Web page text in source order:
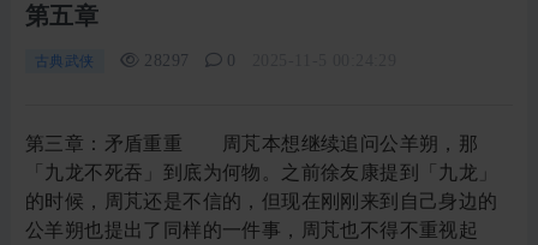
第五章
古典武侠 28297 0
第三章：矛盾重重 周芃本想继续追问公羊朔，那「九龙不死吞」到底为何物。之前徐友康提到「九龙」的时候，周芃还是不信的，但现在刚刚来到自己身边的公羊朔也提出了同样的一件事，周芃也不得不重视起来。 公羊朔并没有回答周芃的问题，他只是兀自注视着自己手中的那枚玉笏，丝丝黑气缠绕其上，发出了滋滋的声音。 公羊朔皱眉低目，避开了周芃的目光，压低了声音，用一种极为低沉的声音说道：「此事……明日才能揭晓。」 说罢，公羊朔便急匆匆地踏出门去，他刚走出帐门，身形便化作一阵雾气消散，接着便不知所踪了。 周芃看着公羊朔消失的影子，心头爬上了一阵不好的预感，但营中公事繁忙，集中在公羊朔的那句话上反而乱了自己的心神，过了一会儿，周芃就不再去想这件事，坐下身来整理起今天部下们提交的信息和建议了。 半炷香的功夫过后，一名传令兵来到了周芃的帐篷前，在周芃的允许下进了营帐，跪下身来禀报道：「严敬校尉说不远的山头上有个白头发的男人在观星，他问您这是不是自己人？」 说来奇怪，被带到周芃身边的这些英雄对周芃时不时就召集新的部属到自己麾下的行为无一例外地都感到司空见惯，不足为奇。周芃也问过他们这件事，他们却也说不出个所以然来，周芃注意到了一个奇怪的细节，就算是他们眼睁睁地看着自己召唤出了新的从属，在之后的问答中也描述不出召唤时发生的异象。 就好像……他们看不见这个过程一样。 分神了一小会，周芃突然注意到传令兵还在等待着自己的答复，于是就挥了挥手，示意他没事：「嗯，人是刚刚来的，告诉严敬他没问题。」 「是！」传令兵起身又抱拳行了一礼，告退了。 周芃注意到这个传令兵抱拳的方式是将左手的五指与手掌折成一个工整的九十度，紧贴住拳峰，而大拇指则方向不变，紧贴手掌，立直向手掌的方向伸出，正面看去垂直于五指的指背，超出了一个指节。 周芃认得这种礼节，这是「堰人」行礼的独特方式，目前构成周芃军队的最主要的人群就是这些「堰人」和另一群自称为「师人」的两个群体。 虽说这些人来自近似华夏古文明的世界，可他们的文化传统却时有冲突，周芃巡视军营时时常看到两方因为不知名的理由争吵起来，只是见到周芃临近，他们才勉勉强强地收起冲突，各自回了营房。 两群人各自占了军营的一边，尽量避开互相接触，如何弥合他们，将他们拧成一支军队作战，也成了一个并不简单的问题。 「伤脑筋……」周芃放下了公文，支着脑袋，望着烛火摇曳跳动，轻声叹了口气。 要不今天就看到这里，剩下的明天再说？周芃挣扎了一番，正作不下决定，门外突然又传来了一个声音。 「陛下！」 一个蓄着山羊胡子，扎了发髻，一身长袍大褂的中年男人匆匆忙忙地冲了进来，此人名为宁虎臣，是周芃账下的谋士。 周芃立刻抬起了头，用一种奇怪的目光看着他，宁虎臣马上就意识到这是一种暗示，但一时又反应过来周芃到底在暗示些什么。 「啊……啊……呃！」宁虎臣跑了不少的距离，此时此刻还在喘着气，他可不像前线作战的将军一样体能充沛，光是跑个三四百米就有他受的了。和周芃对视了一会后，宁虎臣这才反应了过来，作了一揖，改口道：「主公……主公恕罪，一时情急，忘了改过来了。」 这其实也不是什么大事，只是周芃召集来的英雄都习惯用自己那边的方式来称呼周芃，一时之间各种称号形形色色，杂乱无比，既听上去不好听，周芃也懒得去一个个记下来，于是便从里面挑了个自己熟悉的称号，统一让他们称自己为「主公」。 说起来，自己现在才刚刚起步，手下连带平民也只有小几百人，被称作陛下之类的实在是有些狼狈，说来说去还是挑了个三国里的称号，有那么点把自己比作尚未发迹的顿丘令的意思，期待着自己有朝一日能扶摇直上。 也有些人死活就是改不过口来的，杨信就是其中之一，只是周芃见他在战场上正在性头上，不想败了他的兴致，也就随他去了。 宁虎臣说话喘得急，断断续续地，来回说了好几遍周芃才搞清楚他说了些什么。原来是师人和堰人因为战友尸体的处置，竟然在回营的路上打了起来！ 堰人的传统上认为死者必须要土葬才能魂归地府，灵魂才能安息，战场上的烈士当然也不例外。而师人则认为因为战祸而死的人如果没有专人超度就会变成厉鬼，所以必须烧掉。 疯和尚来的时候他们还高兴了一阵，可惜来者是个假和尚，只给活人做法事，做了就得死人，对师人的要求是一概拒绝的，后来师人也就不找他了。 这次好死不死的是之前发生的战斗是由师人来主持己方的收尸工作的，两方截然不同的理念自然就挑起了冲突。 堰人表达了强烈的不满，师人也觉得自己做的一点没错，因为他们处理敌人的尸体的时候都是聚到一块随便捡些柴火草草烧掉的，而他们对自己人的尸体则是一具一具单独火化，还焚了松香等以示尊重。 堰人的军官在得知之后当场找到了师人的头目，将他破口大骂了一顿，师人的军官一开始觉得这不是什么大事，如果堰人觉得不行，那他们也可以把白骨再埋起来。 堰人军官勃然大怒，怒斥人都烧了，埋起来还有什么用？师人也气愤起来，对方之前并没有提过这个问题，怎么现在又跳出来指指点点？ 之前堰人当然不会提这个问题，因为之前都是堰人自己处理的，这次只是因为半道又被严敬调走前去截断对方的退路，这才交由师人处理。 两边的语言虽然相近，但争执起来一时兴起，也夹杂了不少方言，这些方言只能半蒙半猜地懂个大半。大概是争吵中堰人起了误解，把对方的争辩误当成了是难听的骂人话，觉得对方言语里侮辱了自己的祖先，有个冲动的年轻军官当场就撩了袖子，给了师人的首领一拳。 这可是在师人的众目睽睽之下给的一拳，师人实在气不过，那自然是要还手的，堰人这边也不可能对年轻军官坐视不管，双方就先来了一场小规模的斗殴。再怎么说也是堰人到了师人的地盘里，当然被人数优势的师人揍得遍体鳞伤，一瘸一拐，狼狈不已地赶回去了。 回去之后这些人又当然更气恼不已，前线军营里的堰人听了他们的遭遇之后，无不慷慨激昂，义愤填膺，在准备回到大营之前带了大批人马跑到的师人的地界，搞了场大规模的斗殴。 周芃是听得目瞪口呆，下巴都要掉到了地上，睁着一双眼睛盯着宁虎臣直看，似是觉得这太离奇，不太肯相信。 宁虎臣又说，最后是严敬听闻之后赶了过去，把两边带头的几人抓了出来，各自象征性地打几下军棍，这才勉强平息了矛盾。好在双方打得时候还算克制，没带上家伙，被揍的最严重的的倒霉蛋也只是满脸淤青，几天下不了床而已，暂时还没见到有人伤势过重，也无人死亡。 周芃听了之后，赶紧往底下翻了翻公文，果然有见到一份严敬写的报告，快速扫了两眼，只是严敬用词轻松，似是并不把这当作是一件大事，事情的详细过程虽然和宁虎臣说的无二，可严敬说这件事已经解决了，日后他也会专门派人关注两边的习俗问题，确保以后这样的事情不会再次发生。 现在宁虎臣还来自己的营帐里专程讲了一遍，必有他的见解，于是周芃便把公文放到一边，看着宁虎臣开口询问道：「严敬不是说这件事已经解决了吗？你再来和我说一遍是想干什么？」 「唉，他那是治标不治本啊……」 宁虎臣长叹了一声。 「怎么个说法？」周芃抚着下巴，表示恭耳倾听，宁虎臣就继续说了下去。 「表面上看这是两方习俗的冲突，可实际上，陛……主公，你可知道在一旬之前就发生过差不多的事情？那时师人把布条系在树上来怀念逝者，堰人不知道，以为是敌人做的记号，就全给摘了下来。」 周芃仔细回想了一番，完全想不起有人报告过这件事，眼睛微微睁了一下，问道：「还有这事？没人跟我说过。」 「这也正常，」宁虎臣坐到了案几的另一边，把手搁到了案几上，更凑近了周芃一点，换了个更舒服的姿势，「那时两方没有争吵，交流了一下就把这件事情解决了。」 周芃发觉了什么，眯起眼睛，把视线移向帐篷外：「你是说他们现在……」 「变暴躁了。」 宁虎臣斩钉截铁地说道，周芃的心里也是一样的答案。几天之前周芃就隐隐约约有这样的感觉，整只军队好像失去了刚刚来到这个世界上的锐意，打仗的时候也无精打采了起来，尽管周芃勉力想维持他们的士气，但终究是无功而返。 而他们却开始在平时争斗不已，越来越难平息。周芃原以为是他们觉得军饷不够的问题，为此，还不得不默许了他们在攻占了敌人领土之后的劫掠。 周芃觉得自己的思路渐渐清晰起来，可距离着答案始终隔了一层纸，模模糊糊地看不清楚，便问宁虎臣：「你觉得是什么原因？」 宁虎臣没有回答这个问题，反而反问道：「如果主公现在是这群士兵里的一员，那主公现在是什么感觉？」 「这……」周芃双目低垂，注视着案几，之前理顺的思路好像又乱了开来，他还真的没想过这个问题。 适时，帐门外突然传来了一阵幽幽的哀歌，疑是堰人的歌曲，其声呜呜然也，如泣如诉，如怨如慕，余音袅袅，不绝于耳。 周芃起身离开了案几，站到了帐门的门口，好听得更清楚些。 他们似是在缅怀着那些战死于沙场的战友，为他们无法归乡而哀恸。 「乡愁。」周芃转向宁虎臣，他感觉自己已经抓到了答案的尾巴。 「不止。」宁虎臣又从袖子里掏出一个小卷轴，上面密密麻麻写满了小字，交到了周芃的手里。 周芃定睛一看，上面却只写了日期和食物。 宁虎臣放低了声音，低头说道：「军中对伙食的意见起来了。」 周芃拂袖将卷轴轻轻放了桌子上，把手背在背后，焦虑攀上了他的脸颊，他用细碎的步子踱来踱去：「我当然知道这个问题，现在我们的补给已经不够了，这就是为什么最近我一直在往北面打的原因。」 「探子说那里有个小镇和渔场，尚节和许嵩跟我说师人居于海边，善水，等我们打到那里……师人都是很好的渔夫，只要再给我点时间就可以解决这个问题！」 被宁虎臣点到了军队中的关键，周芃的心思又乱作一团。 「不是这个问题。」宁虎臣闭眼摇了摇头，「是期望。」 「期望？」周芃停下了脚步，再度注视着宁虎臣，「什么期望？」 「他们已经不可能回到他们的老家了，对吧？」宁虎臣捻着胡须，手指有规律地敲击着案几，「人最想要的就是安定的地方，现在他们心无所系，每天除了休息就是打仗，看不到一点点结束的可能，周围的环境又在一点点变差，主公你要是他们，你会怎么想？」 「可这些事情再过一段时间就可以解决了！」周芃争辩道。 「你要告诉他们啊……」宁虎臣站起身，意味深长地说道。 周芃的眼神不定，再度坐回了案几之前，他知道这是宁虎臣在暗示自己至少要摆出一副姿态来安抚住手下的军民。这个时候将要取得的成果反而并不重要，哪怕它已经近在咫尺，重要的是让手下相信他们马上就会有一个可以避开战争的安乐乡，不必再过天天扎营为寨的颠沛流离的生活。 可到底该怎么做呢？ 周芃望向了自己的左手，一瓣海棠若隐若现。他回想起了他刚来到这个世界的时候手足无措的样子，漫无目的地在野外游荡了整整一天，好不容易见到了个人影，却是个落单的强盗。 周芃本是一介养尊处优的大学生，连鸡鸭也没杀过，更遑论与人搏斗了，要打赢那个强盗本是不可能的，甚至连逃跑都做不到。虽然周芃平日里也有锻炼，但真的碰上这种刀头舔血的狠人，就什么也算不上了。 只是关键时刻，对方提着长矛向周芃刺来，周芃下意识地用两手去挡，对方当即刺穿了周芃的左手手掌，周芃本以为吾命休矣，可那时霎时异变陡生，像是凝聚成公羊朔的那种金柱第一次出现在周芃眼前，随之出现的杨信一枪便刺穿了对方的喉咙。 「主君，您没事吧？」 从某种意义上来说，周芃算是欠了杨信一命。 也是从那个时候开始，周芃这才察觉到了自己的左手上「以血换命」的秘密。 人的血气，在周芃这里是可以转化成另一个活生生的人的！ 说是转化，可能并不准确，因为无论是杨修，李朴，徐友康，公羊朔，都像是有自己的故事的人，依据召唤他们时出现的那八道文字，也许那些血气只是起到了一个将这些人从八个不同的世界牵引到自己身边的作用。 无论是那些强盗，走卒，还是骑士，甚至是自己的血，都可以作为引子来让左手凭空把人从虚空中拖曳出来！ 只是可惜一个人的血似乎只能起效一次，同时这种召唤似乎并不能连续进行。那左手上的海棠花本有八瓣，每当左手吸收了足够的血气，开始灼灼发烫之后，八瓣海棠便会尽数凋零消失，此时必须立即进行仪式，随后再度展开下一个轮回，八瓣海棠一瓣接一瓣，轮转而生。 只是有一个不方便的地方，将这种机会储备起来是不可能的，如果不进行任何动作，凋零的海棠也只会就此消散，不产生任何效用。 也就是说出现了就必须使用，不用就必须重新积蓄血气，再度喂起八瓣海棠。 能为那些血气所召集的不光是那些惊才绝艳的俊才，平凡的农夫，征战的士卒，都可以藉由着周芃左手上的八瓣海棠印唤集而来。只是召唤他们的引子并非是由周芃自己征战得来的血气，而是藉由他的属下所展开的杀戮来得到的。 第一支堰人所构成的部队正是被周芃自己的气血召唤的杨信，和由另一个被周芃偷袭杀死的强盗的气血牵引而来的李朴，他们二人屠杀强盗据点的战果！ 只是这种召唤就和之前的英杰高贤一样，充满了随机性，在召唤之前周芃永远猜不到下一支来的队伍究竟是士兵还是普普通通的乡民。 宁虎臣看周芃神游天外，觉得他正在思考自己的提议，便不再打扰，悄悄走向帐门。然而他在即将跨出时，又突然顿了一下，继而重新回到了案几前。 「还有一件事，还有一件事！」 周芃正在回想，被折返而来的宁虎臣吓了一跳，霎时坐正，身躯挺挺直直，反过头来把宁虎臣惊到了，惊得他不停地道歉。 周芃收了心神，原谅了宁虎臣，其实他本来也没怎么责备他，谈话的时候突然分心去想之前发生的事情本来就是自己的问题，只是宁虎臣慌慌张张地道歉，周芃为了安抚他才不得不原谅他，本来两人应该是谁也不必原谅谁的关系才是。 「说吧，这次又是什么事？」 宁虎臣看了看帐篷外面，确定没有人之后，偷偷摸摸地在周芃耳边悄声说道：「女人。」 听到这两个字之后，周芃情不自禁地咳嗽了一下，他偷偷笑的时候实在是太情难自禁，一口口水呛到了气管里。 再盯了宁虎臣一会，周芃实在是忍不住，绷着的表情一下子笑了出来，他怎么也没办法把宁虎臣这幅严肃的脸和一个色胚联系到一起。 「咳咳……」周芃端正了坐姿，道，「说吧，你看上谁了？要不我给你做个媒？」 哪知宁虎臣一脸莫名其妙地看着周芃，「什么看上谁了？我说的是今天营里的强奸案！」 「强奸案？」周芃的脸一下子尴尬地僵住了，他本以为是宁虎臣露出了自己不为人知的本性，对着营地里的哪个女性春心大动，来自己这里求自己准许的，还在想营地里不是些在军营里做饭的仆妇就是和农夫一起出现的村姑，似乎并没有出身能与宁虎臣门当户对的女性。 周芃甚至还想到了说不定这是宁虎臣的思想超脱了时代超越了阶级，去追求自由恋爱去了。没想到想歪了的人是自己，是自己以小人之心度了君子之腹，想想也是，宁虎臣来找自己，是绝对不会提这么无聊的琐事的。 「主公，你知道之前攻占了村庄之后，兵士们经常会摸进村庄强奸妇女，甚至出现轮奸的情况吗？」 「……」 周芃陷入了沉默，这倒不是由于他对此一无所知或是出乎意料，而是周芃很清楚地明白这就是自己为了维持士气而不得不默许士兵作恶的结果。 其实也不是周芃想要这样，是士兵自己先开始劫掠的，即使之前周芃下令去管，营里的士兵互相包庇，也很难查清实际情况，下了法令公家却无力落到实处，反而会损害自身的权威，再三权衡之下，周芃只能撤销了这方面的禁令。 先前周芃还不知道原因，只觉得是古代军队本身的问题，现在宁虎臣一通分析，他也算是对其中的缘由了解一二，觉得只要解决了他们心中的不安，这个问题马上可以得到缓解。 见周芃不语，宁虎臣认为周芃知道这种情况，只是不太方便开口承认这种羞于启齿的事情，于是他继续说了下去：「今天晚上出了点事，他们逾矩了，有几个胆子肥的晚上吃醉了酒，摸到我们自家的百姓家里，杀了男人，把那家的女人给上了。」 「嗯！？」 周芃一下子精神集中了起来，右手靠上了案几，把耳朵微微偏向宁虎臣的方向，低声问道：「我怎么不知道这件事？人怎么处理的？」 宁虎臣回答：「我也是过来的路上，从许嵩嘴里听来的，听说他们还在做那事的时候就被许嵩派人抓住了。许嵩说明天就要在大场上宣读他们的罪行，当众杀头，以儆效尤！」 许嵩在来周芃这里之前，原本在大理寺工作，现在正好操持起自己的旧业，而大场则是军营和平民的驻地之间夹着的一片空地，一般用来宣布重要的事情。 精虫上脑，周芃想不出其它的词语来形容这件事，自己这边的百姓连安身之所都没找到，自然是一直跟着军队的，碍于条件，每户都住得很紧，听不到隔壁的声音是不可能的，做出如此恶行，被当场抓拿归案也并不奇怪。 「这也是你为了佐证刚刚你说的东西的证据吗？」周芃思索片刻，「你不会回头再来只是单单为了告诉我这件事吧？」 目前自家的境况给了士兵太大的压力，压力又让人崩溃，做出各种各样的兽行也不是什么奇怪的事情。 但这并不能成为原谅兽行的理由，对外人暂时是没法管，日后有机会还是要寻找机会，整顿纪律。现在对自己人做这样的事绝不可以容忍，这样的情况，必须被遏制。 「这倒不是，」宁虎臣也靠了上来，「主公，您有没有发现我们这里女……」 「啊。」周芃露出了恍然大悟的表情，一下子反应过来了，宁虎臣明明一开始就讲到了是关于「女人」的事情。 周芃召唤过来的人群有一个缺点，男女严重不平衡，本来这是一件好事，劳动力多了，无论是砍柴，搭建帐篷都很有效率。可时间稍微久一点，大家就发现不对了。 召集而来的村民，女性只占了五一之数，这其中还要去掉老妪女童，可以婚配的适龄妇女只有相应男人的十分之一到二十分之一。 而军士则更不用说了，整个军营仿佛都与「雌」「母」这些字眼没有半点关系。 这可不是什么士兵发泄性欲的问题，而是算下来大概三十多个男人里只有一个能娶上老婆，剩下来的人都得打光棍！ 这还得建立在他们荤素不忌的情况下，当然男女的比例如此悬殊，大概也不会有多少人还拘泥于对象的水平了。 「长此以往，不需要别人消灭我们，我们自己就消亡了。」 宁虎臣还有其它的公务要办，撂下这么一句话，就在周芃的允许下离开了。周芃手下目前很缺管理方面的人才，不得不一人当成两人用，对宁虎臣这样孜孜不倦，勤勤恳恳的工作，周芃是很感激的。 宁虎臣提出的这一点确实是个问题，他也知道暂时周芃不可能解决这件事，所以把它放到了最后，只是这方面的对策不得不早日提上日程了。 第四章：命不久矣 翌日，周芃疲惫不堪地从床上起来，他的脑袋里还充斥着昨日晚上所批复的那些公文，没有标点符号的文字实在是让他读的头疼，周芃下了决心一定要在推广一套标准的标点符号，之后下意识地又走到案几之前继续工作，却发现案几之上却悬浮着一枚叠起来的宣纸。 待到周芃走近，纸张自动打开，这种景象前所未见，直叫周芃啧啧称奇。 定睛一看，纸上只有六个字，两个一组，从右往左，分为三列。 「要事」 「主帐」 「速来」 周芃一读完这几列字，那纸张就有如心有灵犀一般，再度合拢折叠，又燃起蓝色的火焰，化作飞灰。 不是徐友康就是那个公羊朔的伎俩。 这些方士的法术着实有趣，周芃想着日后要不要也跟他们学个两手。 到了主帐，公羊朔已经在那里等候多时了，周芃和他打了个招呼，便准备与他交谈。此时，一个颤颤巍巍，垂垂老矣的身影走了进来。 那是徐友康，他走向了老位置，准备就像前几日那样候在大帐内。 公羊朔瞥了他一眼，用戏谑的口吻道：「好名字。」 周芃疑惑地问道：「你认识他？」 公羊朔把目光收了回来，转回到了周芃这边，「只是些占卜问卦之术罢了，名字是个好名字，可惜跟了烂人。」 徐友康继续待在那里，处之泰然，似没听到公羊朔一般。 接下来，公羊朔只用了一句话便打破了徐友康的从容。 「歹王的不死药，可否好喝？」 徐友康闻言，当即抬起头来，脸色大变，用浑浊的两只眼珠盯着公羊朔，颤颤巍巍地指着他说道：「窥……窥天术！你是……」 公羊朔并不理他，只是发出一声冷哼。 周芃则是云里雾里地问道：「什么歹王？什么不死药？」 公羊朔再度把目光移向别处，道：「你还是让他自己解释吧。」 徐友康的双目焦距渐失，似是在回忆些什么，最后竟垂下泪来，在沟壑交错的皮肤上滚下两道浑浊的眼泪：「我……我……」 公羊朔见徐友康一句话都说不完整，便冷笑一声，与周芃解释道：「此人原为一位帝王手下的门客，曾施与法术救过帝王一命，自此后，两人便情同手足。一日，其主感到自己命不久矣，便派他出使东方，以求得长生不死之药。此帝身死之后，其子被权臣谋权篡位，家族势力遭到清洗，又被污作得位不正，此人的谥号亦被改为歹王，其子实无污点，又有数人为之求情，最后只能被安了否王的称号，与泰相对，以示其命哀。」 周芃若有所思，凝视着徐友康，接着道：「所以你在得到不死药之后，自己独吞了？」 徐友康嚅嗫着干涩发白的嘴唇，苦涩地回答：「是……」 周芃没有回应，他便继续说了下去：「在那之后，我已苟延残喘八百余年，现在……只求一死……」 周芃不对他之前的行为作出任何评价，只是针对着徐友康的最后一句话问道：「只求一死，那为什么不自行了断？」 「喝下了不死药便是偷了那不死命格，拿着不死命格可没有那么好死。」公羊朔鄙夷地冷哼一声，开口解答了周芃的疑惑，「他又窃取了天子的宝物，身上缠着浓烈的帝王怨气，唯有带着真正的贵命气象的现世君王的宽恕与死诏才可以真正地让他解脱。」 「他来到你的麾下，正是期待你的九龙命格完全成熟，化作真龙，再赐他一死。」 「不过……」公羊朔讲述着，慢步走到了徐友康的身前，用两指抵着他的额头，强硬地把徐友康低垂的头颅扶起，直视着他的眼睛，「你要是抱着这样的想法，那我劝你还是另寻他路吧。」 「不，我这个人还是尊重别人的意见的，如果他执意如此的话，我届时不会强留。」 周芃立刻打断道，他以为公羊朔指的是自己到时为了扣住徐友康的力量，不会将其赐死。徐友康亦如是，闻言，抬起了老泪纵横的双目，投来一个感激的目光。 「这不是你可以决定的事情。」公羊朔又踱回了周芃身边，「因为……」 周芃只觉得公羊朔不相信自己，于是信誓旦旦地急速开口说道：「我这个人说到做到。」 而公羊朔却不理会周芃的这句发言，只是神色漠然地看着他，掷地有声地回复道： 「你活不到下一个时节了！」 这个出乎意料的信息周芃消化了一息有余，他反复思量着公羊朔所说的话，再三确定自己没有听错，最后睁大了双眼，讶异万分地把目光集中到了公羊朔的脸上。 徐友康也是一惊，待在公羊朔的背后，露出了一幅骇然失色的表情。 「煞龙隐现，天龙弗露，精元杂毁，若不是不死命格在给你吊命，你手下的人现在就已经给你做完头七了。」 徐友康听了公羊朔的话，失声地叫了起来：「怎么可能！？一人怎么可能有两种命格？我分明只看到了九龙的脉象！更何况不死命格身上有天人五衰之相，他……他……」 公羊朔轻蔑地瞟了徐友康一样，接着他的话道：「你胆敢拿持有着九龙命格的人中之龙跟你这种窃来的长生不死作比？」 「两种命格当然可以同时在同一个人身上存在，只是最后一方终会消陨，化作另一方的养料，是为吞字之由来。」 「九龙叠上不死，即为九龙……不死吞！」 「不死命格确有天人五衰之相，就跟你一样，但主气运之天龙，泰颉，正在压着不死命格，让五衰无法外现，难道你在他身边待了那么久，连这个都没看出来吗？」 徐友康大骇，佝偻的身躯突然一个箭步窜到了周芃身前，瘦骨嶙峋布满老茧的左手抓起了周芃的右手，看了一会，又抓起了周芃的左手，露出了绝望的表情，摇摇晃晃地倒退了两步，自言自语道：「完了……完了……」 此时，公羊朔刚刚降临时，周芃听到的那种异兽的威严吼声再度从他耳边响起，震得徐友康又是连连倒退了两步。 徐友康退了两步，身子一僵，额头大汗淋漓，张大了眼睛，惊惧地盯着周芃的身后，公羊朔站到了他的背后，两指抵住了他脑后的枕骨，徐友康的双目顿时褪去了混沌，清晰明亮起来。周芃霎时从他眼中的反光中见到了，一条黑色的游龙正盘旋在自己的身后，似一条盘蜷的蛇一般回环！ 「完了！煞龙现在主位上了！」 徐友康张了张嘴，两道汗水自脑门沿着脸颊滚落，他面如纸色，口唇发青，只能勉强用模糊不清的口齿吐露道：「天龙制御不死，煞龙趁势夺命，阴盛阳衰，命不久矣！世上怎会有如此奇绝之事！这是天命要你死啊！」 两人同出一言，周芃命在旦夕，却并不害怕，他感觉自己已经到了关键时刻，脑海里却又比任何时候都要冷静。 无论发生什么，总得弄清情况再说。 周芃先开口问公羊朔：「先生，请问命格是什么？天龙指的是什么？煞龙指的又是什么？」 公羊朔平静地给周芃解释道： 「人，身而负命，或而有形，此之为命格。帝皇将相是最喜欢往自己头上安